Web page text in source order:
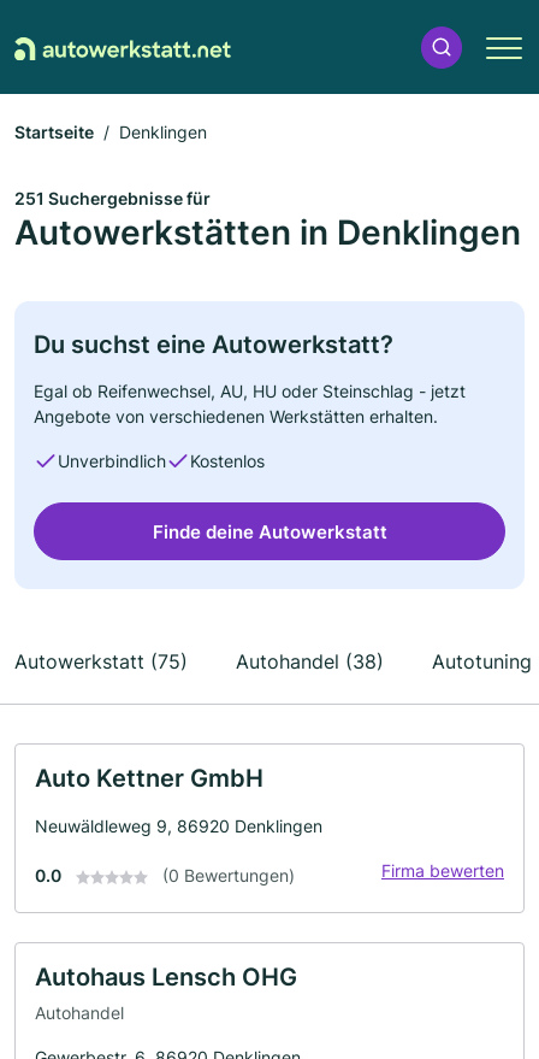
Startseite Denklingen
251 Suchergebnisse für
Autowerkstätten in Denklingen
Du suchst eine Autowerkstatt?
Egal ob Reifenwechsel, AU, HU oder Steinschlag - jetzt
Angebote von verschiedenen Werkstätten erhalten.
Unverbindlich Kostenlos
Finde deine Autowerkstatt
Autowerkstatt (75) Autohandel (38) Autotuning
Auto Kettner GmbH
Neuwäldleweg 9, 86920 Denklingen
0.0 (0 Bewertungen) Firma bewerten
Autohaus Lensch OHG
Autohandel